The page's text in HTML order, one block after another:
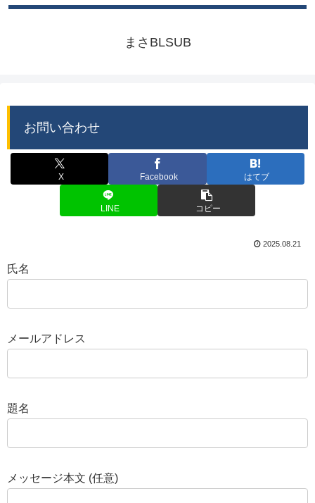
まさBLSUB
お問い合わせ
X Facebook はてブ
LINE コピー
2025.08.21
氏名
メールアドレス
題名
メッセージ本文 (任意)